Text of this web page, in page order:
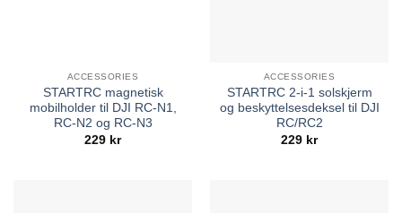
ACCESSORIES
STARTRC magnetisk
mobilholder til DJI RC-N1,
RC-N2 og RC-N3
229 kr
ACCESSORIES
STARTRC 2-i-1 solskjerm
og beskyttelsesdeksel til DJI
RC/RC2
229 kr